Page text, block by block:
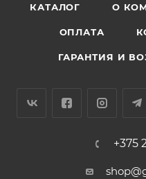
КАТАЛОГ О
ОПЛАТА
ГАРАНТИЯ И
+375